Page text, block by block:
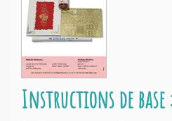
Instructions de base